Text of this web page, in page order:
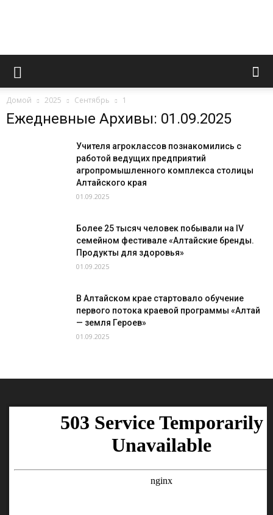
Novoaltaysk.online
Городской
Домой 2025 Сентябрь 1
Ежедневные Архивы: 01.09.2025
Учителя агроклассов познакомились с
работой ведущих предприятий
агропромышленного комплекса столицы
Алтайского края
01.09.2025
Более 25 тысяч человек побывали на IV
семейном фестивале «Алтайские бренды.
Продукты для здоровья»
01.09.2025
В Алтайском крае стартовало обучение
первого потока краевой программы «Алтай
— земля Героев»
01.09.2025